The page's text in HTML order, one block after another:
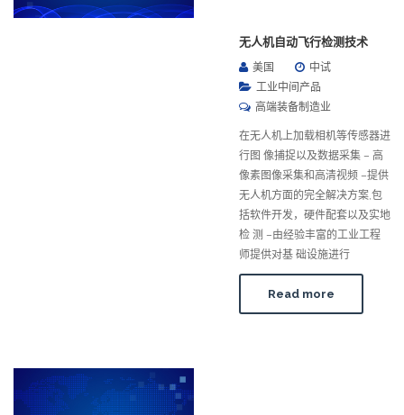
无人机自动飞行检测技术
美国
中试
工业中间产品
高端装备制造业
在无人机上加载相机等传感器进
行图 像捕捉以及数据采集 – 高
像素图像采集和高清视频 –提供
无人机方面的完全解决方案,包
括软件开发，硬件配套以及实地
检 测 –由经验丰富的工业工程
师提供对基 础设施进行
Read more